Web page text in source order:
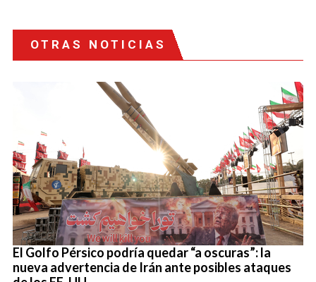
OTRAS NOTICIAS
El Golfo Pérsico podría quedar “a oscuras”: la
nueva advertencia de Irán ante posibles ataques